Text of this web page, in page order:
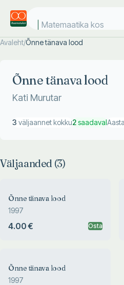
Matemaatika kosm
Avaleht/Õnne tänava lood
Õnne tänava lood
Kati Murutar
3 väljaannet kokku2saadaval
Väljaanded (3)
Õnne tänava lood
1997
4.00 € Osta
Õnne tänava lood
1997